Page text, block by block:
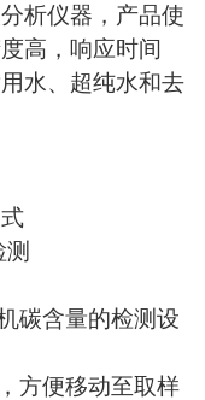
析仪器，产品使
高，响应时间
水、超纯水和去
碳含量的检测设
方便移动至取样